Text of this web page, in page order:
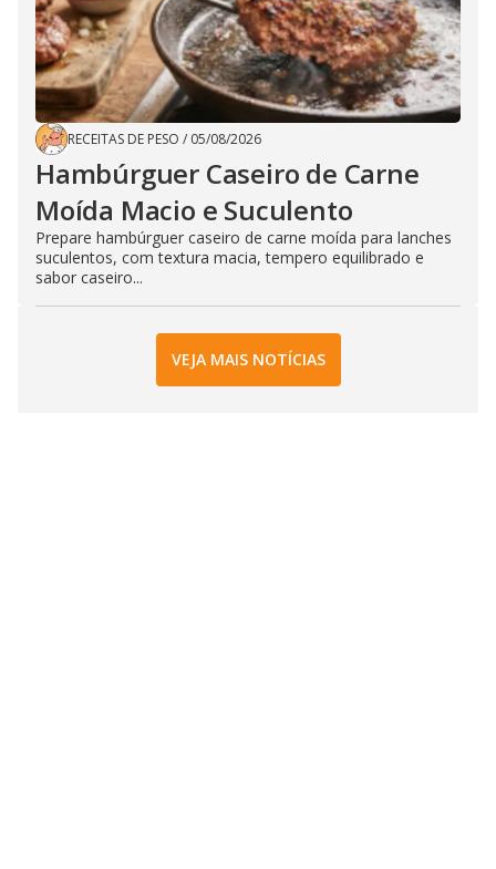
RECEITAS DE PESO / 05/08/2026
Hambúrguer Caseiro de Carne
Moída Macio e Suculento
Prepare hambúrguer caseiro de carne moída para lanches
suculentos, com textura macia, tempero equilibrado e
sabor caseiro...
VEJA MAIS NOTÍCIAS